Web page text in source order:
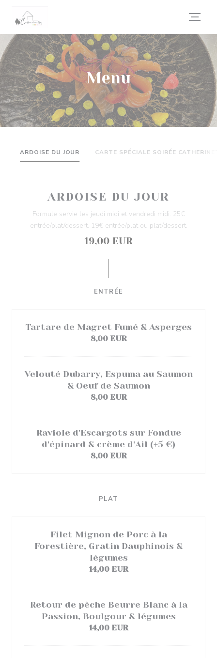
Menu
ARDOISE DU JOUR CARTE SPÉCIALE SOIRÉE
ARDOISE DU JOUR
Formule servie les jeudi midi et vendredi midi. 25€
entrée/plat/dessert. 19€ entrée/plat ou plat/dessert.
19,00 EUR
ENTRÉE
Tartare de Magret Fumé & Asperges
8,00 EUR
Velouté Dubarry, Espuma au Saumon
& Oeuf de Saumon
8,00 EUR
Raviole d'Escargots sur Fondue
d'épinard & crème d'Ail (+5 €)
8,00 EUR
PLAT
Filet Mignon de Porc à la
Forestière, Gratin Dauphinois &
légumes
14,00 EUR
Retour de pêche Beurre Blanc à la
Passion, Boulgour & légumes
14,00 EUR